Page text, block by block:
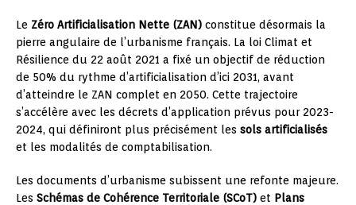
Le Zéro Artificialisation Nette (ZAN) constitue désormais la
pierre angulaire de l’urbanisme français. La loi Climat et
Résilience du 22 août 2021 a fixé un objectif de réduction
de 50% du rythme d’artificialisation d’ici 2031, avant
d’atteindre le ZAN complet en 2050. Cette trajectoire
s’accélère avec les décrets d’application prévus pour 2023-
2024, qui définiront plus précisément les sols artificialisés
et les modalités de comptabilisation.
Les documents d’urbanisme subissent une refonte majeure.
Les Schémas de Cohérence Territoriale (SCoT) et Plans